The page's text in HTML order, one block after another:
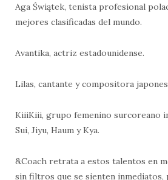
Aga Świątek, tenista profesional
mejores clasificadas del mundo.
Avantika, actriz estadounidense.
Lilas, cantante y compositora
KiiiKiii, grupo femenino surcoreano
Sui, Jiyu, Haum y Kya.
&Coach retrata a estos talentos en
sin filtros que se sienten inmediatos,